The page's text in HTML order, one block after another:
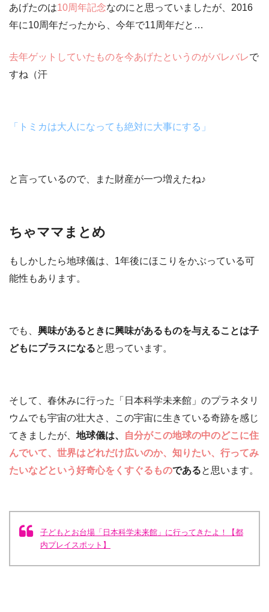
あげたのは10周年記念なのにと思っていましたが、 2016
年に10周年だったから、今年で11周年だと…
去年ゲットしていたものを今あげたというのがバレバレで
すね（汗
「トミカは大人になっても絶対に大事にする」
と言っているので、また財産が一つ増えたね♪
ちゃママまとめ
もしかしたら地球儀は、1年後にほこり をかぶっている可
能性もあります。
でも、 興味があるときに興味があるものを与えることは子
どもにプラスになると思っています。
そして、春休みに行った「日本科学未来館」のプラネタリ
ウムでも宇宙の壮大さ、この宇宙に生きている奇跡を感じ
てきましたが、 地球儀は、
自分がこの地球の中のどこに住
んでいて、世界はどれだけ広いのか、知りたい、行ってみ
たいなどという好奇心をくすぐるものであると思います。
子どもとお台場「日本科学未来館」に行ってきたよ！【都
内プレイスポット】